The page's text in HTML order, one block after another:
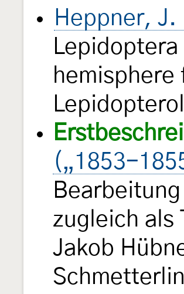
Heppner,
(„1853-
zugleich als
Jakob